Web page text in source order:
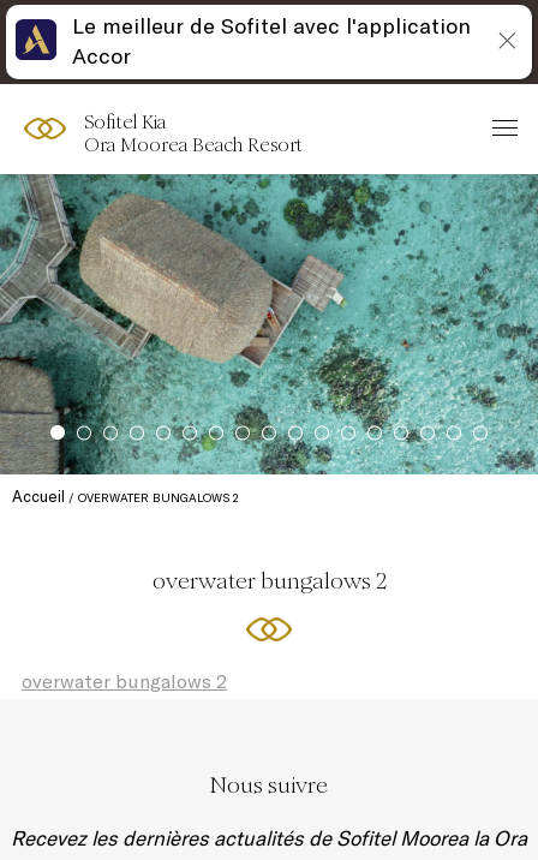
Sofitel Kia
Ora Moorea Beach Resort
Accueil OVERWATER BUNGALOWS 2
overwater bungalows 2
overwater bungalows 2
Nous suivre
Recevez les dernières actualités de Sofitel Moorea la Ora
Le meilleur de Sofitel avec l'application
Accor